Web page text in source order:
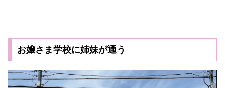
お嬢さま学校に姉妹が通う